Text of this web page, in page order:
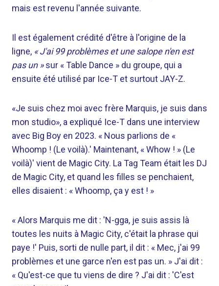
mais est revenu l'année suivante.
Il est également crédité d'être à l'origine de la
ligne, « J'ai 99 problèmes et une salope n'en est
pas un »sur « Table Dance » du groupe, qui a
ensuite été utilisé par Ice-T et surtout JAY-Z.
«Je suis chez moi avec frère Marquis, je suis dans
mon studio», a expliqué Ice-T dans une interview
avec Big Boy en 2023. « Nous parlions de «
Whoomp ! (Le voilà).' Maintenant, « Whow ! » (Le
voilà)' vient de Magic City. La Tag Team était les DJ
de Magic City, et quand les filles se penchaient,
elles disaient : « Whoomp, ça y est ! »
« Alors Marquis me dit : 'N-gga, je suis assis là
toutes les nuits à Magic City, c'était la phrase qui
paye !' Puis, sorti de nulle part, il dit : « Mec, j'ai 99
problèmes et une garce n'en est pas un. » J'ai dit :
« Qu'est-ce que tu viens de dire ? J'ai dit : 'C'est